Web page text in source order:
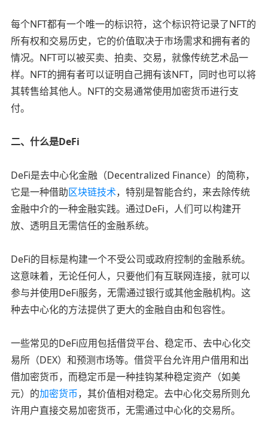
每个NFT都有一个唯一的标识符，这个标识符记录了NFT的
所有权和交易历史，它的价值取决于市场需求和拥有者的
情况。NFT可以被买卖、拍卖、交易，就像传统艺术品一
样。NFT的拥有者可以证明自己拥有该NFT，同时也可以将
其转售给其他人。NFT的交易通常使用加密货币进行支
付。
二、什么是DeFi
DeFi是去中心化金融（Decentralized Finance）的简称，
它是一种借助区块链技术，特别是智能合约，来去除传统
金融中介的一种金融实践。通过DeFi，人们可以构建开
放、透明且无需信任的金融系统。
DeFi的目标是构建一个不受公司或政府控制的金融系统。
这意味着，无论任何人，只要他们有互联网连接，就可以
参与并使用DeFi服务，无需通过银行或其他金融机构。这
种去中心化的方法提供了更大的金融自由和包容性。
一些常见的DeFi应用包括借贷平台、稳定币、去中心化交
易所（DEX）和预测市场等。借贷平台允许用户借用和出
借加密货币，而稳定币是一种挂钩某种稳定资产（如美
元）的加密货币，其价值相对稳定。去中心化交易所则允
许用户直接交易加密货币，无需通过中心化的交易所。